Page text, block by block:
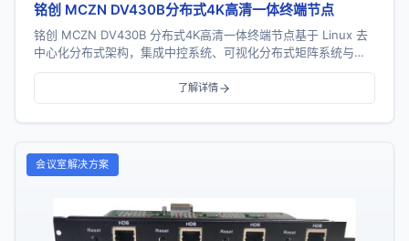
铭创 MCZN DV430B分布式4K高清一体终端节点
铭创 MCZN DV430B 分布式4K高清一体终端节点基于 Linux 去
中心化分布式架构，集成中控系统、可视化分布式矩阵系统与可
视化播控系统三大核心功能，支...
了解详情
会议室解决方案